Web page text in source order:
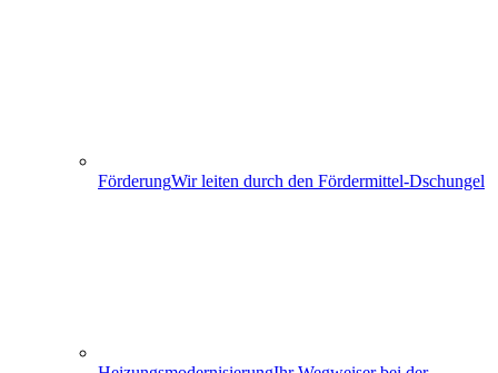
FörderungWir leiten durch den Fördermittel-Dschungel